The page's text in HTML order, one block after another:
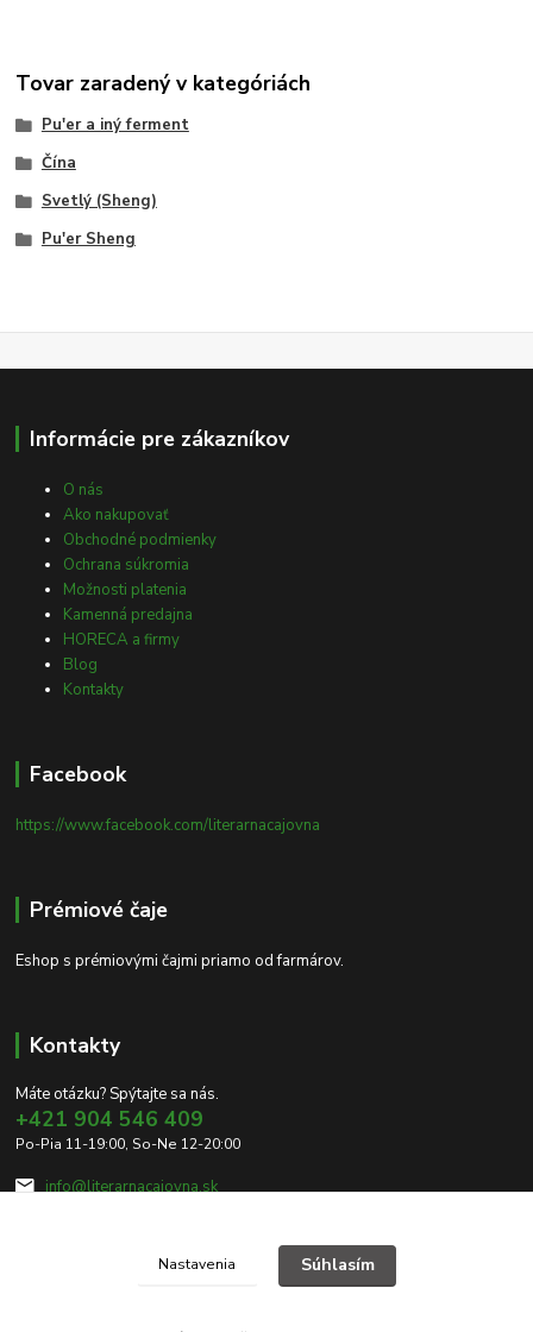
Tovar zaradený v kategóriách
Pu'er a iný ferment
Čína
Svetlý (Sheng)
Pu'er Sheng
Informácie pre zákazníkov
O nás
Ako nakupovať
Obchodné podmienky
Ochrana súkromia
Možnosti platenia
Kamenná predajna
HORECA a firmy
Blog
Kontakty
Facebook
https://www.facebook.com/literarnacajovna
Prémiové čaje
Eshop s prémiovými čajmi priamo od farmárov.
Kontakty
Máte otázku? Spýtajte sa nás.
+421 904 546 409
Po-Pia 11-19:00, So-Ne 12-20:00
info@literarnacajovna.sk
Nastavenia Súhlasím